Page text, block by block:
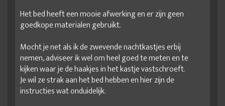
Het bed heeft een mooie afwerking en er zijn geen
goedkope materialen gebruikt.
Mocht je net als ik de zwevende nachtkastjes erbij
nemen, adviseer ik wel om heel goed te meten en te
kijken waar je de haakjes in het kastje vastschroeft.
Je wil ze strak aan het bed hebben en hier zijn de
instructies wat onduidelijk.